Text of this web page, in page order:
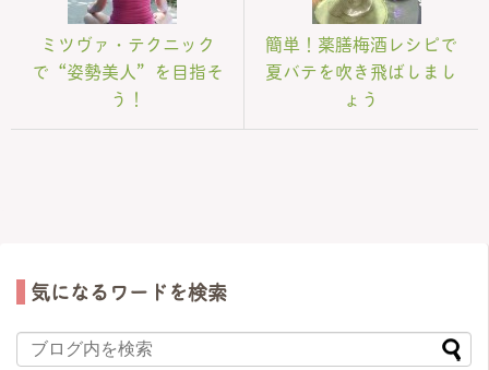
ミツヴァ・テクニック
で“姿勢美人”を目指そ
う！
簡単！薬膳梅酒レシピで
夏バテを吹き飛ばしまし
ょう
気になるワードを検索